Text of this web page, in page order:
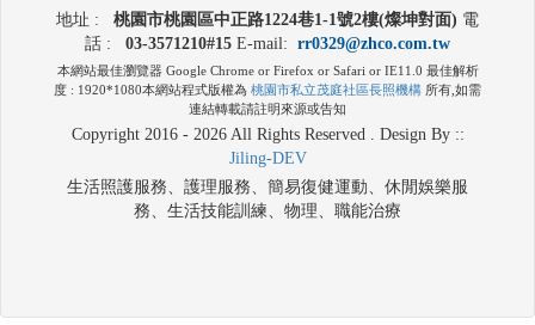
地址 : 桃園市桃園區中正路1224巷1-1號2樓(燦坤對面) 電
話 : 03-3571210#15 E-mail: rr0329@zhco.com.tw
本網站最佳瀏覽器 Google Chrome or Firefox or Safari or IE11.0 最佳解析
度 : 1920*1080本網站程式版權為 桃園市私立茂庭社區長照機構 所有,如需
連結轉載請註明來源或告知
Copyright 2016 - 2026 All Rights Reserved . Design By ::
Jiling-DEV
生活照護服務、護理服務、簡易復健運動、休閒娛樂服
務、生活技能訓練、物理、職能治療